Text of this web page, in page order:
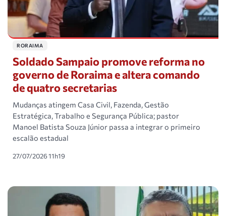
RORAIMA
Soldado Sampaio promove reforma no
governo de Roraima e altera comando
de quatro secretarias
Mudanças atingem Casa Civil, Fazenda, Gestão
Estratégica, Trabalho e Segurança Pública; pastor
Manoel Batista Souza Júnior passa a integrar o primeiro
escalão estadual
27/07/2026 11h19